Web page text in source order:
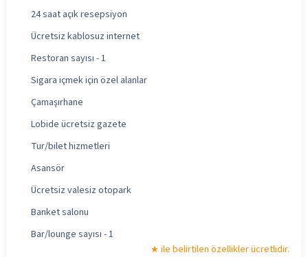
24 saat açık resepsiyon
Ücretsiz kablosuz internet
Restoran sayısı - 1
Sigara içmek için özel alanlar
Çamaşırhane
Lobide ücretsiz gazete
Tur/bilet hizmetleri
Asansör
Ücretsiz valesiz otopark
Banket salonu
Bar/lounge sayısı - 1
ile belirtilen özellikler ücretlidir.